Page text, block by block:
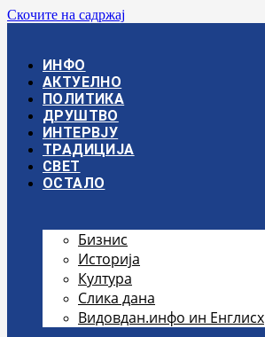
Скочите на садржај
ИНФО
АКТУЕЛНО
ПОЛИТИКА
ДРУШТВО
ИНТЕРВЈУ
ТРАДИЦИЈА
СВЕТ
ОСТАЛО
Бизнис
Историја
Култура
Слика дана
Видовдан.инфо ин Енглисх